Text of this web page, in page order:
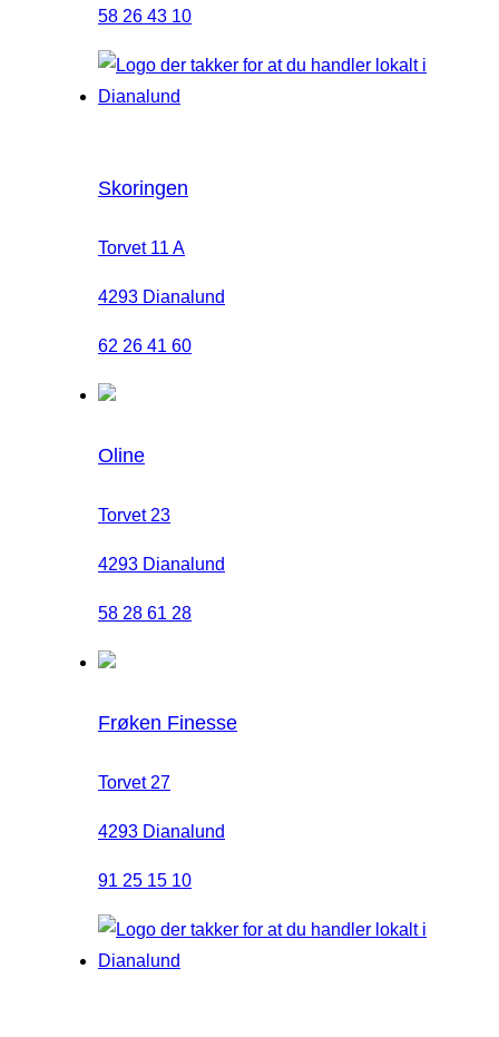
58 26 43 10
Skoringen
Torvet 11 A
4293 Dianalund
62 26 41 60
Oline
Torvet 23
4293 Dianalund
58 28 61 28
Frøken Finesse
Torvet 27
4293 Dianalund
91 25 15 10